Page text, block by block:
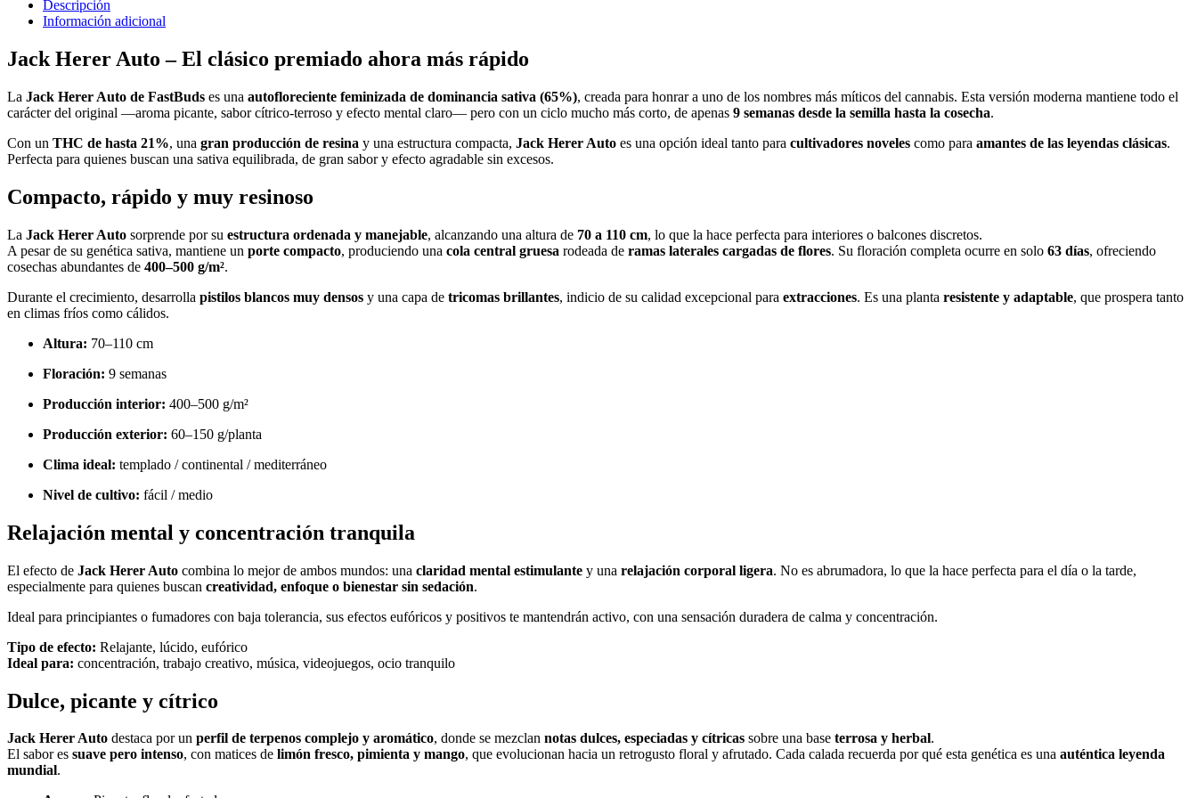
Descripción
Información adicional
Jack Herer Auto – El clásico premiado ahora más rápido
La Jack Herer Auto de FastBuds es una autofloreciente feminizada de dominancia sativa (65%), creada para honrar a uno de los nombres más míticos del cannabis. Esta versión moderna mantiene todo el
carácter del original —aroma picante, sabor cítrico-terroso y efecto mental claro— pero con un ciclo mucho más corto, de apenas 9 semanas desde la semilla hasta la cosecha.
Con un THC de hasta 21%, una gran producción de resina y una estructura compacta, Jack Herer Auto es una opción ideal tanto para cultivadores noveles como para amantes de las leyendas clásicas.
Perfecta para quienes buscan una sativa equilibrada, de gran sabor y efecto agradable sin excesos.
Compacto, rápido y muy resinoso
La Jack Herer Auto sorprende por su estructura ordenada y manejable, alcanzando una altura de 70 a 110 cm, lo que la hace perfecta para interiores o balcones discretos.
A pesar de su genética sativa, mantiene un porte compacto, produciendo una cola central gruesa rodeada de ramas laterales cargadas de flores. Su floración completa ocurre en solo 63 días, ofreciendo
cosechas abundantes de 400–500 g/m².
Durante el crecimiento, desarrolla pistilos blancos muy densos y una capa de tricomas brillantes, indicio de su calidad excepcional para extracciones. Es una planta resistente y adaptable, que prospera tanto
en climas fríos como cálidos.
Altura: 70–110 cm
Floración: 9 semanas
Producción interior: 400–500 g/m²
Producción exterior: 60–150 g/planta
Clima ideal: templado / continental / mediterráneo
Nivel de cultivo: fácil / medio
Relajación mental y concentración tranquila
El efecto de Jack Herer Auto combina lo mejor de ambos mundos: una claridad mental estimulante y una relajación corporal ligera. No es abrumadora, lo que la hace perfecta para el día o la tarde,
especialmente para quienes buscan creatividad, enfoque o bienestar sin sedación.
Ideal para principiantes o fumadores con baja tolerancia, sus efectos eufóricos y positivos te mantendrán activo, con una sensación duradera de calma y concentración.
Tipo de efecto: Relajante, lúcido, eufórico
Ideal para: concentración, trabajo creativo, música, videojuegos, ocio tranquilo
Dulce, picante y cítrico
Jack Herer Auto destaca por un perfil de terpenos complejo y aromático, donde se mezclan notas dulces, especiadas y cítricas sobre una base terrosa y herbal.
El sabor es suave pero intenso, con matices de limón fresco, pimienta y mango, que evolucionan hacia un retrogusto floral y afrutado. Cada calada recuerda por qué esta genética es una auténtica leyenda
mundial.